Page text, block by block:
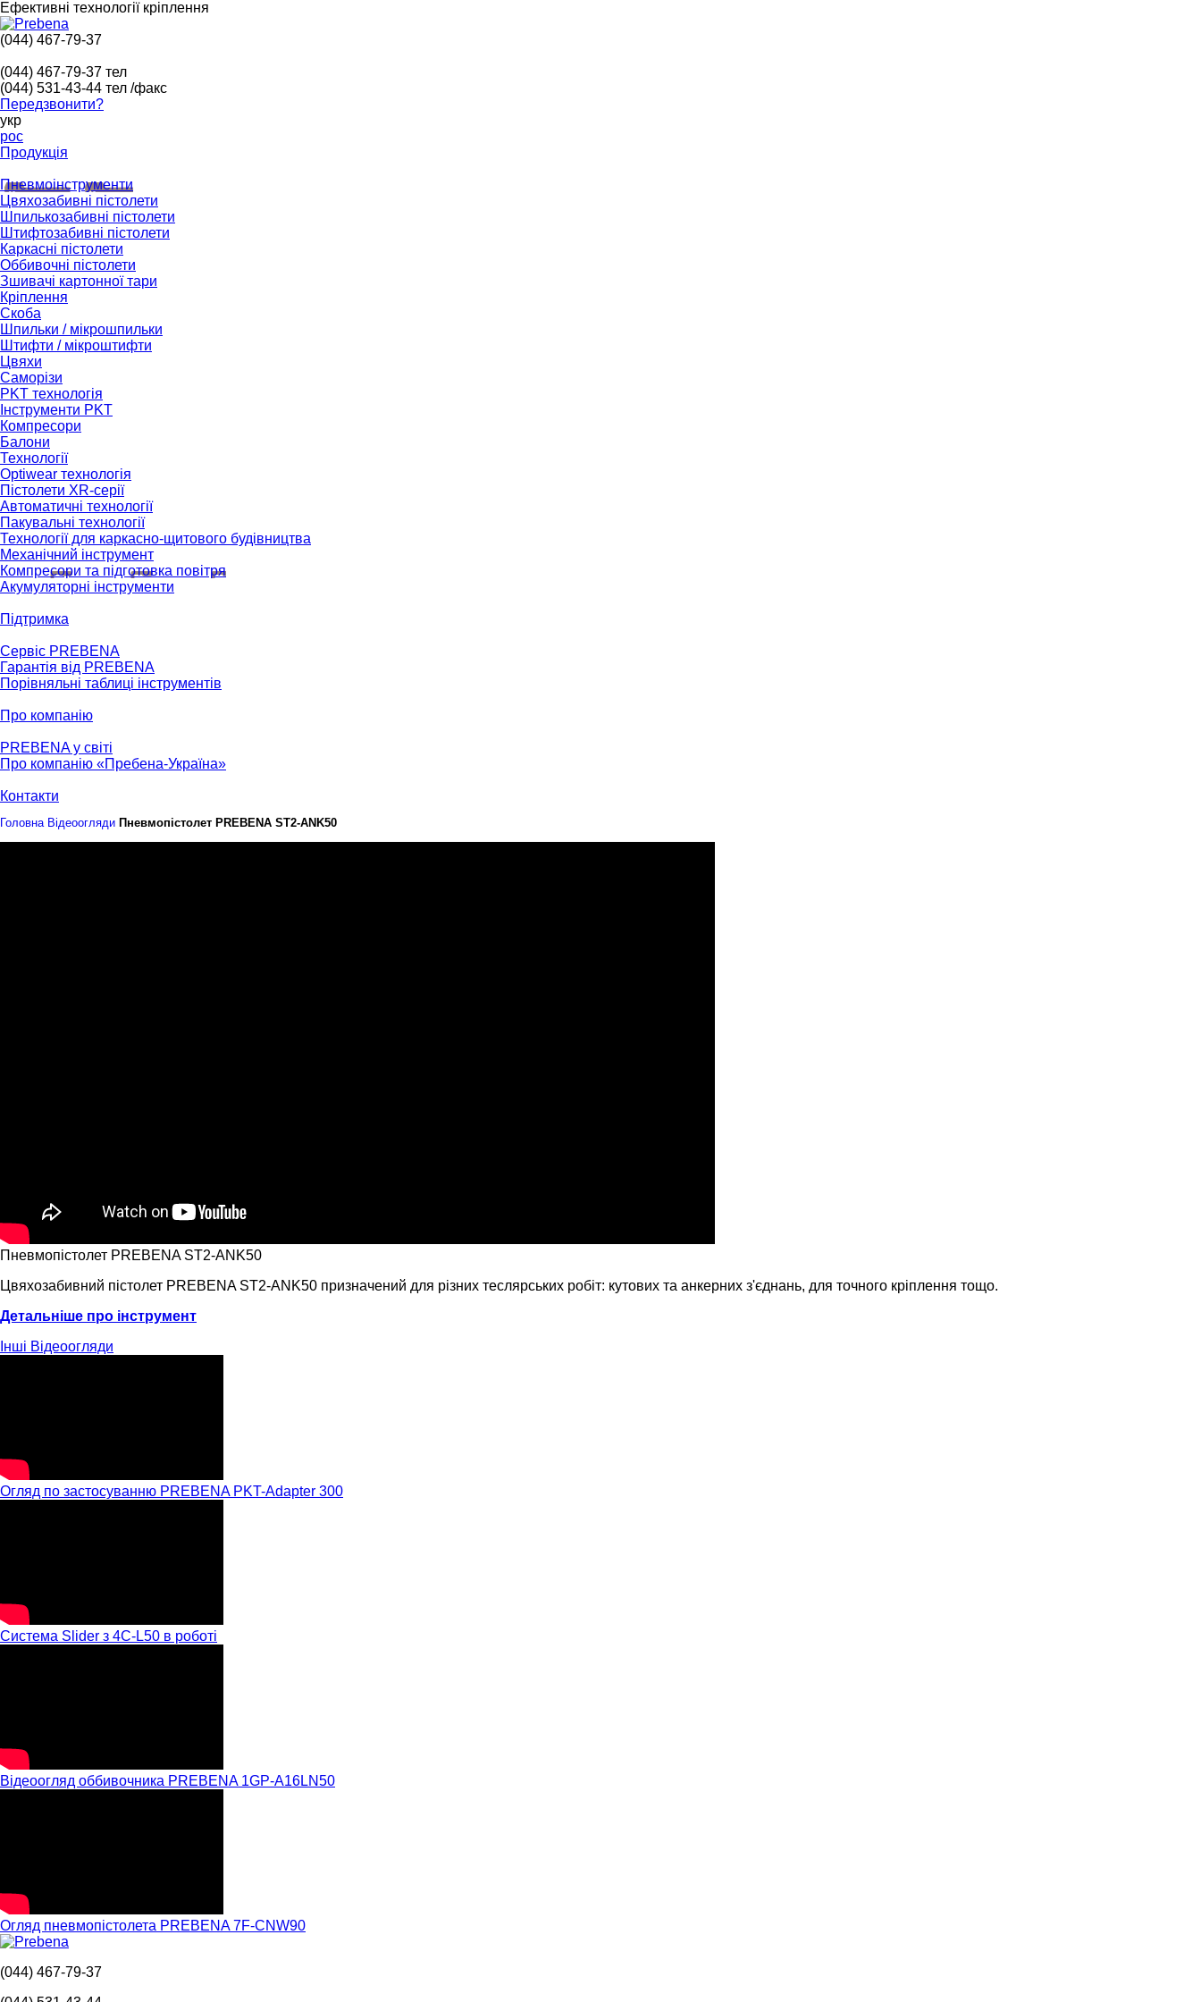
Ефективні технології кріплення
(044) 467-79-37
(044) 467-79-37 тел
(044) 531-43-44 тел /факс
Передзвонити?
укр
рос
Продукція
Пневмоінструменти
Цвяхозабивні пістолети
Шпилькозабивні пістолети
Штифтозабивні пістолети
Каркасні пістолети
Оббивочні пістолети
Зшивачі картонної тари
Кріплення
Скоба
Шпильки / мікрошпильки
Штифти / мікроштифти
Цвяхи
Саморізи
PKT технологія
Інструменти PKT
Компресори
Балони
Технології
Optiwear технологія
Пістолети XR-серії
Автоматичні технології
Пакувальні технології
Технології для каркасно-щитового будівництва
Механічний інструмент
Компресори та підготовка повітря
Акумуляторні інструменти
Підтримка
Сервіс PREBENA
Гарантія від PREBENA
Порівняльні таблиці інструментів
Про компанію
PREBENA у світі
Про компанію «Пребена-Україна»
Контакти
Головна Відеоогляди Пневмопістолет PREBENA ST2-ANK50
Пневмопістолет PREBENA ST2-ANK50
Цвяхозабивний пістолет PREBENA ST2-ANK50 призначений для різних теслярських робіт: кутових та анкерних з'єднань, для точного кріплення тощо.
Детальніше про інструмент
Інші Відеоогляди
Огляд по застосуванню PREBENA PKT-Adapter 300
Система Slider з 4C-L50 в роботі
Відеоогляд оббивочника PREBENA 1GP-A16LN50
Огляд пневмопістолета PREBENA 7F-CNW90
(044) 467-79-37